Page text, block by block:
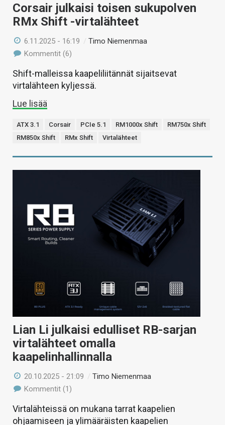
Corsair julkaisi toisen sukupolven
RMx Shift -virtalähteet
6.11.2025 - 16:19 /Timo Niemenmaa
Kommentit (6)
Shift-malleissa kaapeliliitännät sijaitsevat
virtalähteen kyljessä.
Lue lisää
ATX 3.1 Corsair PCIe 5.1 RM1000x Shift
RM750x Shift
RM850x Shift
RMx Shift Virtalähteet
Lian Li julkaisi edulliset RB-sarjan
virtalähteet omalla
kaapelinhallinnalla
20.10.2025 - 21:09 /Timo Niemenmaa
Kommentit (1)
Virtalähteissä on mukana tarrat kaapelien
ohjaamiseen ja ylimääräisten kaapelien